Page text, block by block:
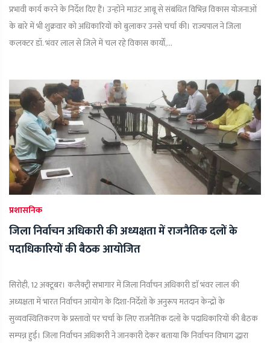
प्रभावी कार्य करने के निर्देश दिए हैं। उन्होंने माउंट आबू से संबंधित विभिन्न विकास योजनाओं
के बारे में भी शुक्रवार को अधिकारियों को बुलाकर उनसे चर्चा की। राज्यपाल ने जिला
कलक्टर डॉ. भंवर लाल से जिले में चल रहे विकास कार्यों,...
प्रशासनिक
जिला निर्वाचन अधिकारी की अध्यक्षता में राजनैतिक दलों के
पदाधिकारियों की बैठक आयोजित
सिरोही, 12 अक्टूबर। कलैक्ट्री सभागार में जिला निर्वाचन अधिकारी डाॅ भंवर लाल की
अध्यक्षता में भारत निर्वाचन आयोग के दिशा-निर्देशों के अनुरूप मतदान केन्द्रों के
सुव्यवस्थितिकरण के प्रस्तावों पर चर्चा के लिए राजनैतिक दलों के पदाधिकारियों की बैठक
सम्पन्न हुई। जिला निर्वाचन अधिकारी ने जानकारी देकर बताया कि निर्वाचन विभाग द्धारा